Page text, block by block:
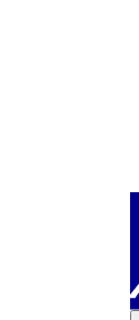
AXA Italia è